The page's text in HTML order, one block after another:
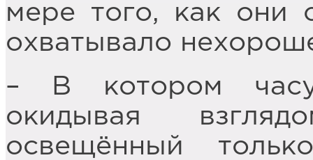
мере того, как они
охватывало
– В котором
окидывая
освещённый